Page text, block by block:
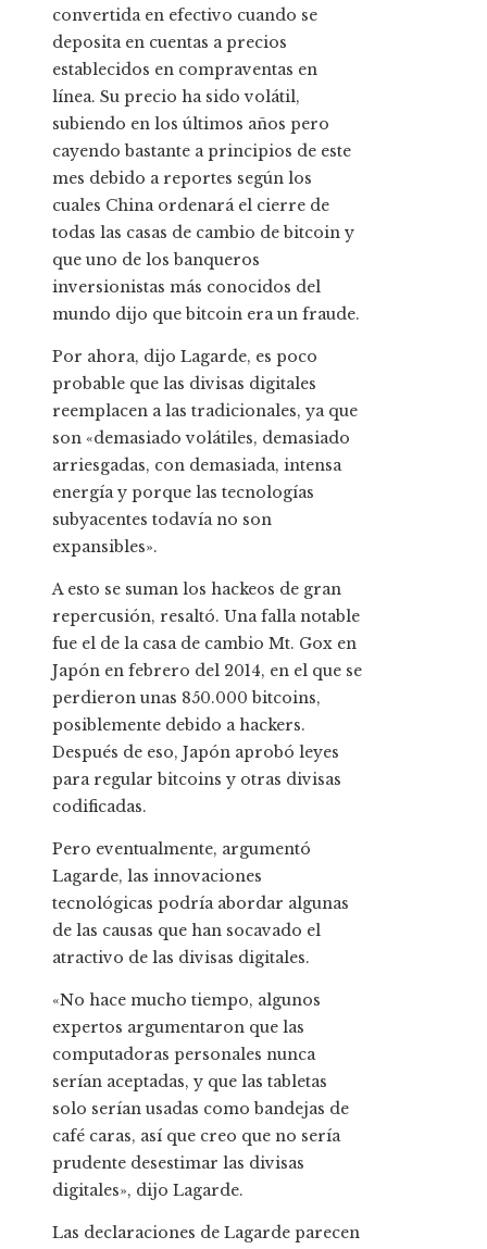
convertida en efectivo cuando se
deposita en cuentas a precios
establecidos en compraventas en
línea. Su precio ha sido volátil,
subiendo en los últimos años pero
cayendo bastante a principios de este
mes debido a reportes según los
cuales China ordenará el cierre de
todas las casas de cambio de bitcoin y
que uno de los banqueros
inversionistas más conocidos del
mundo dijo que bitcoin era un fraude.
Por ahora, dijo Lagarde, es poco
probable que las divisas digitales
reemplacen a las tradicionales, ya que
son «demasiado volátiles, demasiado
arriesgadas, con demasiada, intensa
energía y porque las tecnologías
subyacentes todavía no son
expansibles».
A esto se suman los hackeos de gran
repercusión, resaltó. Una falla notable
fue el de la casa de cambio Mt. Gox en
Japón en febrero del 2014, en el que se
perdieron unas 850.000 bitcoins,
posiblemente debido a hackers.
Después de eso, Japón aprobó leyes
para regular bitcoins y otras divisas
codificadas.
Pero eventualmente, argumentó
Lagarde, las innovaciones
tecnológicas podría abordar algunas
de las causas que han socavado el
atractivo de las divisas digitales.
«No hace mucho tiempo, algunos
expertos argumentaron que las
computadoras personales nunca
serían aceptadas, y que las tabletas
solo serían usadas como bandejas de
café caras, así que creo que no sería
prudente desestimar las divisas
digitales», dijo Lagarde.
Las declaraciones de Lagarde parecen